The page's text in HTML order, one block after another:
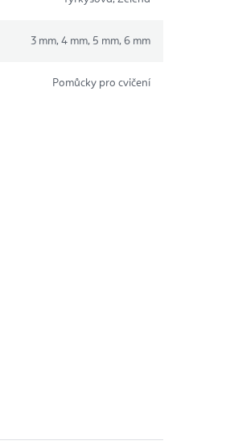
3 mm, 4 mm, 5 mm, 6 mm
Pomůcky pro cvičení